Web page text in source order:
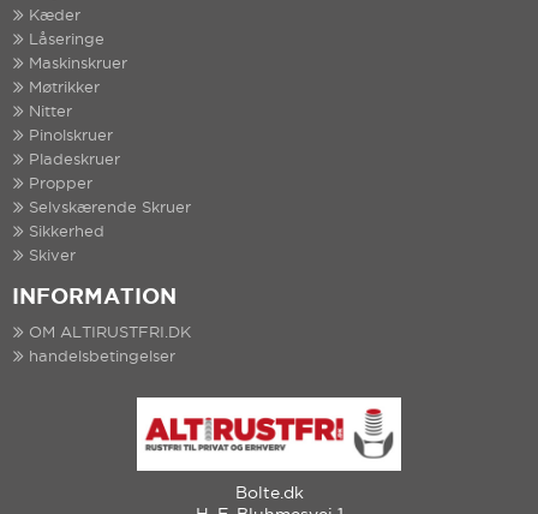
Kæder
Låseringe
Maskinskruer
Møtrikker
Nitter
Pinolskruer
Pladeskruer
Propper
Selvskærende Skruer
Sikkerhed
Skiver
INFORMATION
OM ALTIRUSTFRI.DK
handelsbetingelser
Bolte.dk